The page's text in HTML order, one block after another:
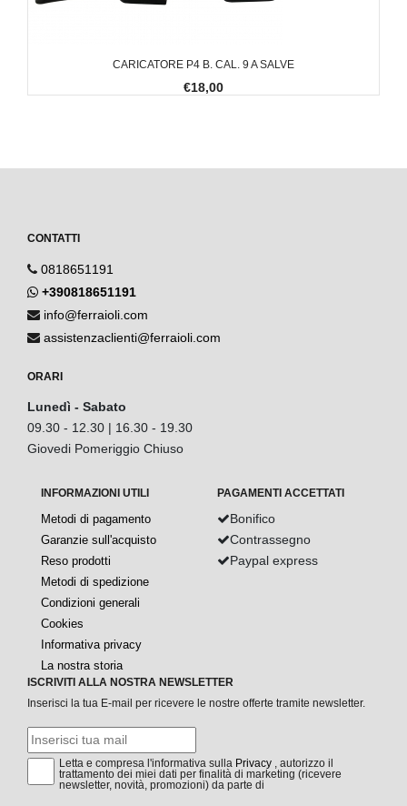
CARICATORE P4 B. CAL. 9 A SALVE
€18,00
CONTATTI
0818651191
+390818651191
info@ferraioli.com
assistenzaclienti@ferraioli.com
ORARI
Lunedì - Sabato
09.30 - 12.30 | 16.30 - 19.30
Giovedi Pomeriggio Chiuso
INFORMAZIONI UTILI
Metodi di pagamento
Garanzie sull'acquisto
Reso prodotti
Metodi di spedizione
Condizioni generali
Cookies
Informativa privacy
La nostra storia
PAGAMENTI ACCETTATI
Bonifico
Contrassegno
Paypal express
ISCRIVITI ALLA NOSTRA NEWSLETTER
Inserisci la tua E-mail per ricevere le nostre offerte tramite newsletter.
Letta e compresa l'informativa sulla Privacy , autorizzo il
trattamento dei miei dati per finalità di marketing (ricevere
newsletter, novità, promozioni) da parte di